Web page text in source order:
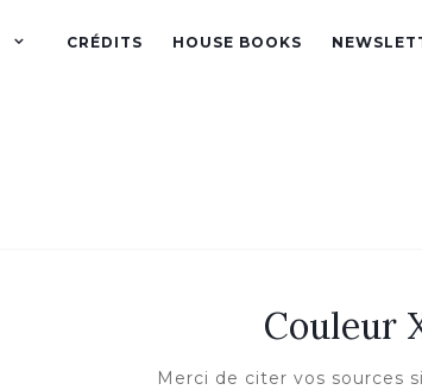
CRÉDITS HOUSE BOOKS
Couleur
Merci de citer vos sources